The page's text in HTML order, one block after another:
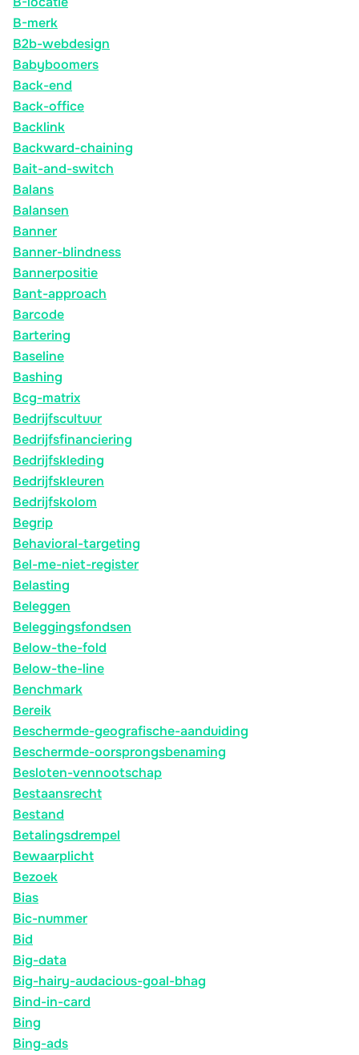
B-merk
B2b-webdesign
Babyboomers
Back-end
Back-office
Backlink
Backward-chaining
Bait-and-switch
Balans
Balansen
Banner
Banner-blindness
Bannerpositie
Bant-approach
Barcode
Bartering
Baseline
Bashing
Bcg-matrix
Bedrijfscultuur
Bedrijfsfinanciering
Bedrijfskleding
Bedrijfskleuren
Bedrijfskolom
Begrip
Behavioral-targeting
Bel-me-niet-register
Belasting
Beleggen
Beleggingsfondsen
Below-the-fold
Below-the-line
Benchmark
Bereik
Beschermde-geografische-aanduiding
Beschermde-oorsprongsbenaming
Besloten-vennootschap
Bestaansrecht
Bestand
Betalingsdrempel
Bewaarplicht
Bezoek
Bias
Bic-nummer
Bid
Big-data
Big-hairy-audacious-goal-bhag
Bind-in-card
Bing
Bing-ads